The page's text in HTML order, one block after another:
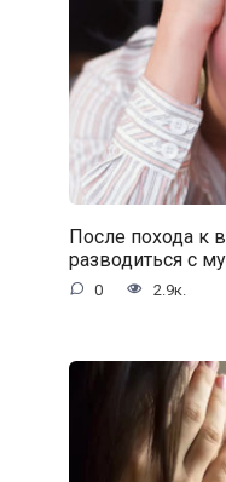
После похода к
разводиться с
0 2.9к.